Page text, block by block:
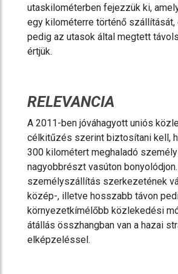
utaskilométerben fejezzük ki,
egy kilométerre történő
pedig az utasok által megtett
értjük.
RELEVANCIA
A 2011-ben jóváhagyott uniós
célkitűzés szerint biztosítani kell,
300 kilométert meghaladó
nagyobbrészt vasúton
személyszállítás szerkezetének
közép-, illetve hosszabb távon
környezetkímélőbb közlekedési
átállás összhangban van a hazai
elképzeléssel.